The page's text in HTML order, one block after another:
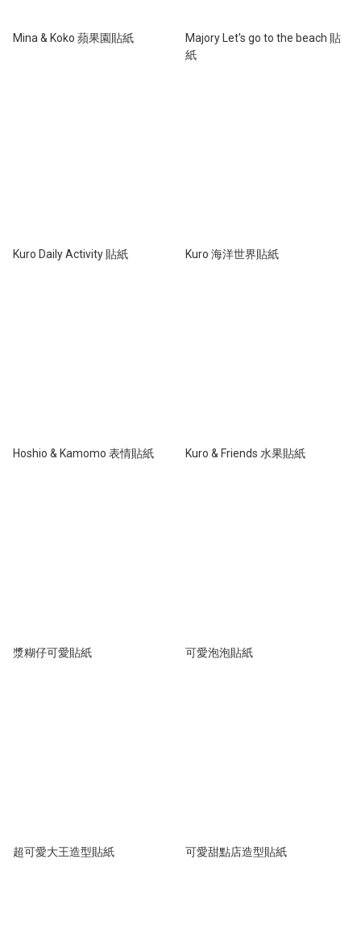
Mina & Koko 蘋果園貼紙
Majory Let's go to the beach 貼
紙
Kuro Daily Activity 貼紙 Kuro 海洋世界貼紙
Hoshio & Kamomo 表情貼紙 Kuro & Friends 水果貼紙
漿糊仔可愛貼紙 可愛泡泡貼紙
超可愛大王造型貼紙 可愛甜點店造型貼紙